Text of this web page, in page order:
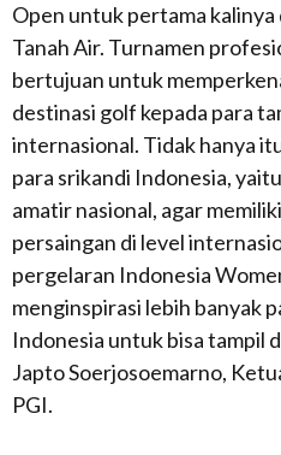
Open untuk pertama
Tanah Air. Turnamen
bertujuan untuk
destinasi golf kepada para
internasional. Tidak hanya
para srikandi Indonesia,
amatir nasional, agar
persaingan di level
pergelaran Indonesia
menginspirasi lebih banyak
Indonesia untuk bisa tampil
Japto Soerjosoemarno,
PGI.